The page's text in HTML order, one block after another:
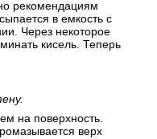
Каждое из
рекомендациям
в емкость с
Через некоторое
кисель. Теперь